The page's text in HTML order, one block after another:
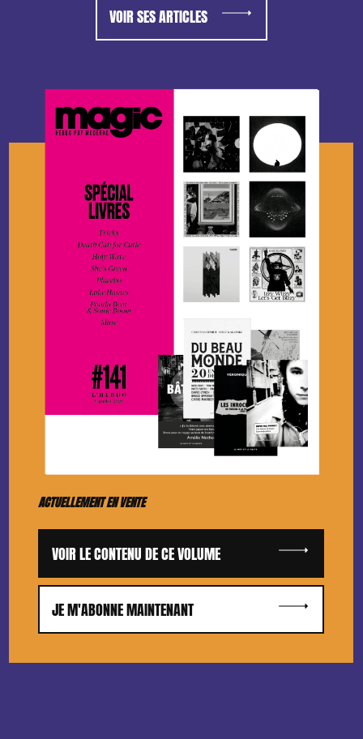
VOIR SES ARTICLES
ACTUELLEMENT EN VENTE
VOIR LE CONTENU DE CE VOLUME
JE M'ABONNE MAINTENANT